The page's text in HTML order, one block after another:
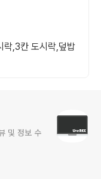
락,3칸 도시락,덮밥
및 정보 수